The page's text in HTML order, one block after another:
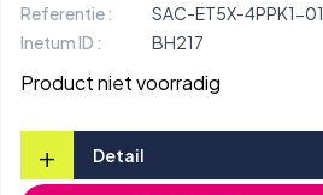
Referentie :
SAC-ET5X-4PPK1-01
Inetum ID :
BH217
Product niet voorradig
+ Detail